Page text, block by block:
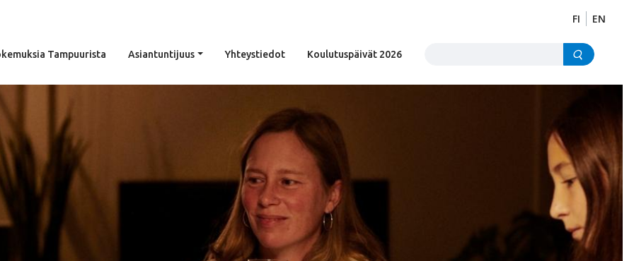
FI EN
Tampuurista Asiantuntijuus Yhteystiedot Koulutuspäivät 2026